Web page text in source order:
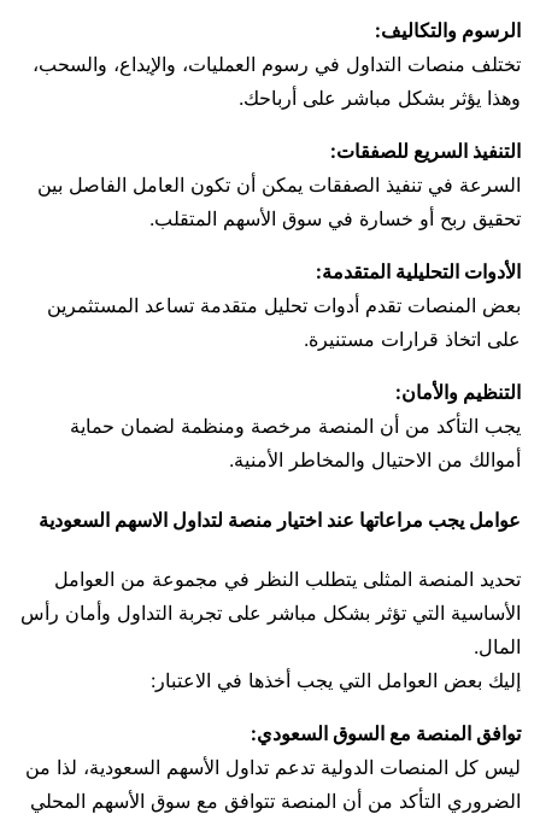
الرسوم والتكاليف:
تختلف منصات التداول في رسوم العمليات، والإيداع، والسحب،
وهذا يؤثر بشكل مباشر على أرباحك.
التنفيذ السريع للصفقات:
السرعة في تنفيذ الصفقات يمكن أن تكون العامل الفاصل بين
تحقيق ربح أو خسارة في سوق الأسهم المتقلب.
الأدوات التحليلية المتقدمة:
بعض المنصات تقدم أدوات تحليل متقدمة تساعد المستثمرين
على اتخاذ قرارات مستنيرة.
التنظيم والأمان:
يجب التأكد من أن المنصة مرخصة ومنظمة لضمان حماية
أموالك من الاحتيال والمخاطر الأمنية.
عوامل يجب مراعاتها عند اختيار منصة لتداول الاسهم السعودية
تحديد المنصة المثلى يتطلب النظر في مجموعة من العوامل
الأساسية التي تؤثر بشكل مباشر على تجربة التداول وأمان رأس
المال.
إليك بعض العوامل التي يجب أخذها في الاعتبار:
توافق المنصة مع السوق السعودي:
ليس كل المنصات الدولية تدعم تداول الأسهم السعودية، لذا من
الضروري التأكد من أن المنصة تتوافق مع سوق الأسهم المحلي